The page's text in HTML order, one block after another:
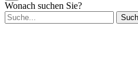
Wonach suchen Sie?